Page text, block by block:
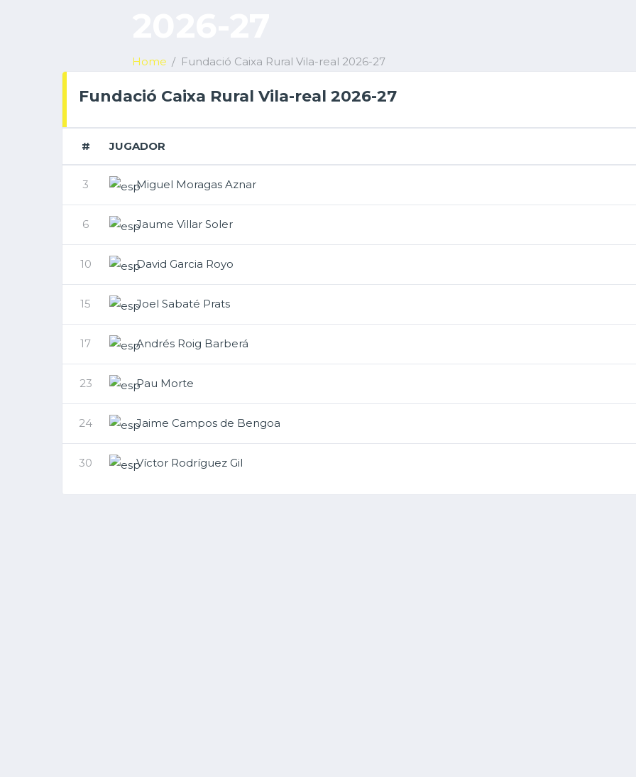
Home Fundació Caixa Rural Vila-real 2026-27
Fundació Caixa Rural Vila-real 2026-27
# JUGADOR
3 Miguel Moragas Aznar
6 Jaume Villar Soler
10 David Garcia Royo
15 Joel Sabaté Prats
17 Andrés Roig Barberá
23 Pau Morte
24 Jaime Campos de Bengoa
30 Víctor Rodríguez Gil